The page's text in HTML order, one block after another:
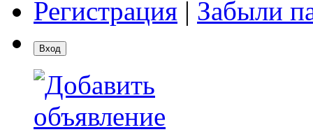
Регистрация | Забыли